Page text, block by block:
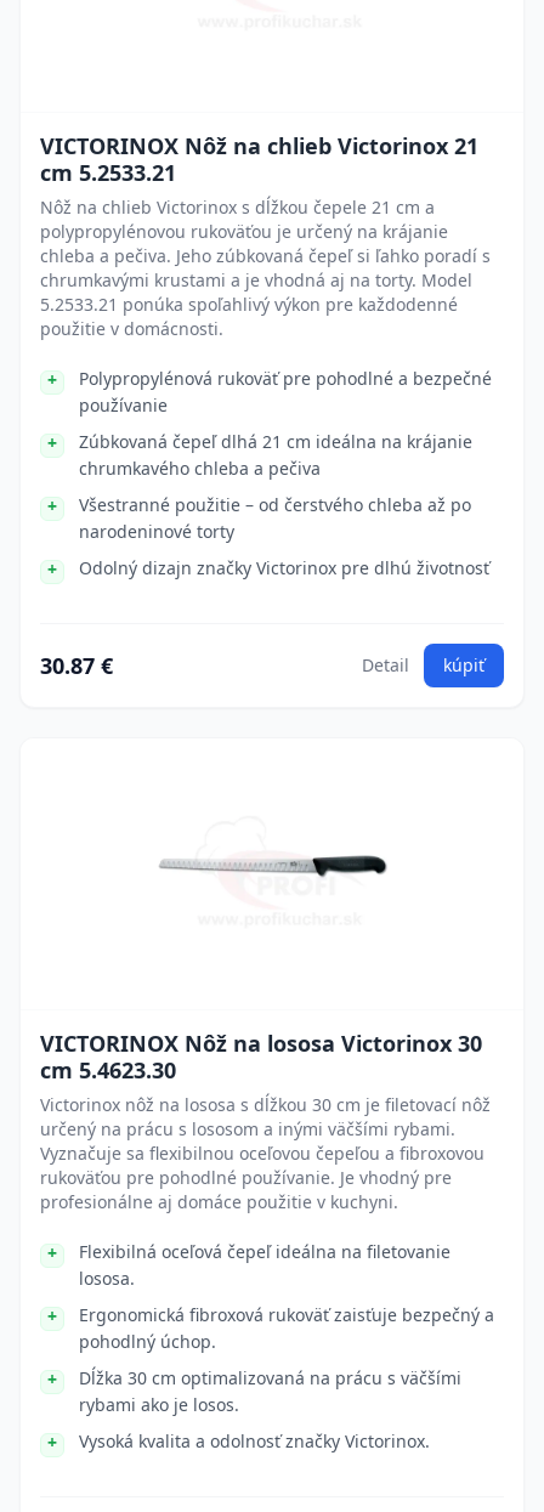
VICTORINOX Nôž na chlieb Victorinox 21
cm 5.2533.21
Nôž na chlieb Victorinox s dĺžkou čepele 21 cm a
polypropylénovou rukoväťou je určený na krájanie
chleba a pečiva. Jeho zúbkovaná čepeľ si ľahko poradí s
chrumkavými krustami a je vhodná aj na torty. Model
5.2533.21 ponúka spoľahlivý výkon pre každodenné
použitie v domácnosti.
Polypropylénová rukoväť pre pohodlné a bezpečné
používanie
Zúbkovaná čepeľ dlhá 21 cm ideálna na krájanie
chrumkavého chleba a pečiva
Všestranné použitie – od čerstvého chleba až po
narodeninové torty
Odolný dizajn značky Victorinox pre dlhú životnosť
30.87 € Detail kúpiť
VICTORINOX Nôž na lososa Victorinox 30
cm 5.4623.30
Victorinox nôž na lososa s dĺžkou 30 cm je filetovací nôž
určený na prácu s lososom a inými väčšími rybami.
Vyznačuje sa flexibilnou oceľovou čepeľou a fibroxovou
rukoväťou pre pohodlné používanie. Je vhodný pre
profesionálne aj domáce použitie v kuchyni.
Flexibilná oceľová čepeľ ideálna na filetovanie
lososa.
Ergonomická fibroxová rukoväť zaisťuje bezpečný a
pohodlný úchop.
Dĺžka 30 cm optimalizovaná na prácu s väčšími
rybami ako je losos.
Vysoká kvalita a odolnosť značky Victorinox.